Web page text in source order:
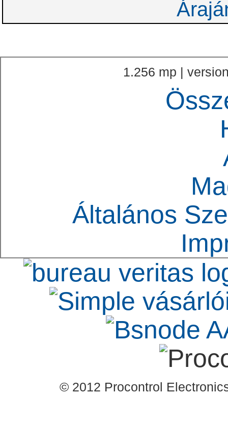
1.256 mp |
Általános
© 2012 Procontrol